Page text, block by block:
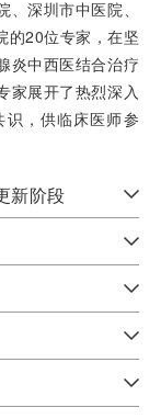
深圳市中医院、
的20位专家，在坚
炎中西医结合治疗
家展开了热烈深入
，供临床医师参
新阶段